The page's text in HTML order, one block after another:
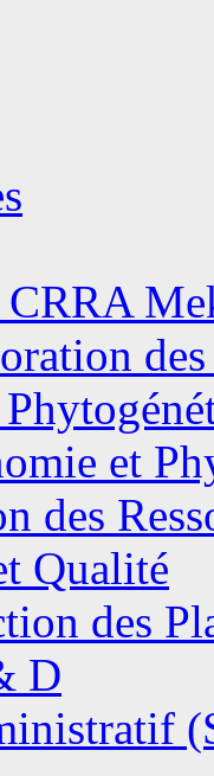
et
des
Qualité
des
D